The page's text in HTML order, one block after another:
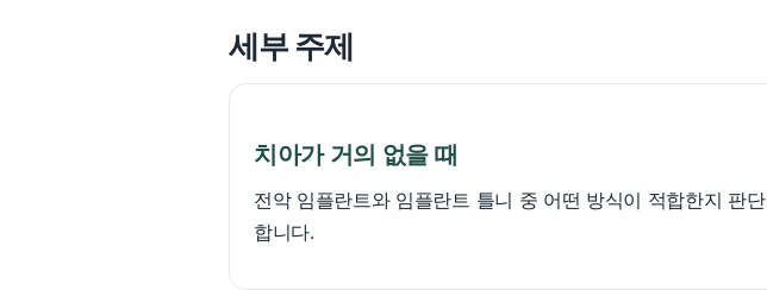
세부 주제
치아가 거의 없을 때
전악 임플란트와 임플란트 틀니 중 어떤 방식이 적합한지 판단
합니다.